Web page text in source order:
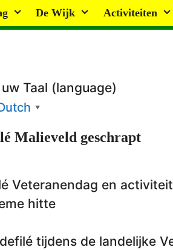
De Wijk Activiteiten
Taal (language)
▼
Malieveld geschrapt
Veteranendag en
hitte
tijdens de landelijke